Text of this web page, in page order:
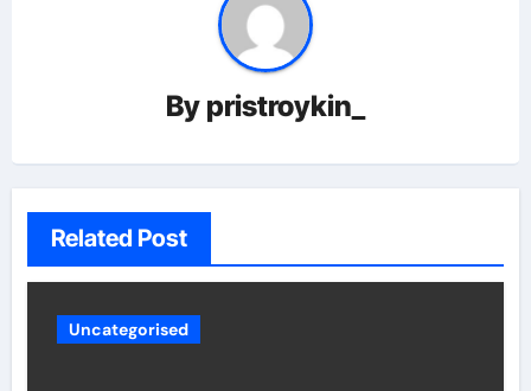
By pristroykin_
Related Post
Uncategorised